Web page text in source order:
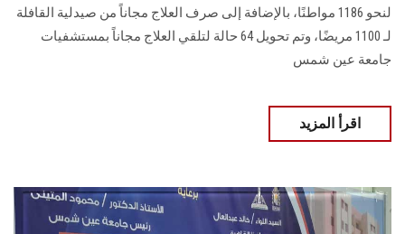
لنحو 1186 مواطنًا، بالإضافة إلى صرف العلاج مجاناً من صيدلية القافلة
لـ 1100 مريضًا، وتم تحويل 64 حالة لتلقي العلاج مجاناً بمستشفيات
جامعة عين شمس
اقرأ المزيد